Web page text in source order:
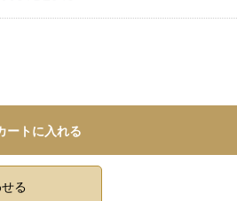
ートに入れる
る